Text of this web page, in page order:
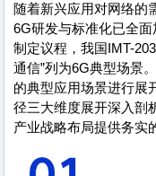
随着新兴应用对网络的
6G研发与标准化已全
制定议程，我国IMT-
通信”列为6G典型场景
的典型应用场景进行展
径三大维度展开深入剖
产业战略布局提供务实